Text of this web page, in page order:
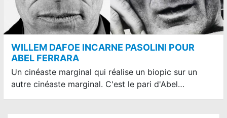
WILLEM DAFOE INCARNE PASOLINI POUR
ABEL FERRARA
Un cinéaste marginal qui réalise un biopic sur un
autre cinéaste marginal. C'est le pari d'Abel…